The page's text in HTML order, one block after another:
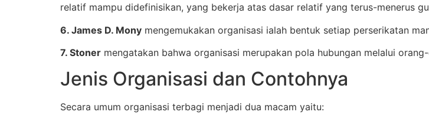
relatif mampu didefinisikan, yang bekerja atas dasar relatif yang terus-menerus
6. James D. Mony mengemukakan organisasi ialah bentuk setiap perserikatan
7. Stoner mengatakan bahwa organisasi merupakan pola hubungan melalui
Jenis Organisasi dan Contohnya
Secara umum organisasi terbagi menjadi dua macam yaitu: